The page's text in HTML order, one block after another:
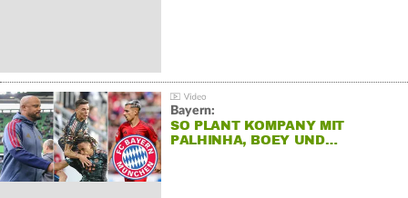
Bayern:
SO PLANT KOMPANY MIT
PALHINHA, BOEY UND…